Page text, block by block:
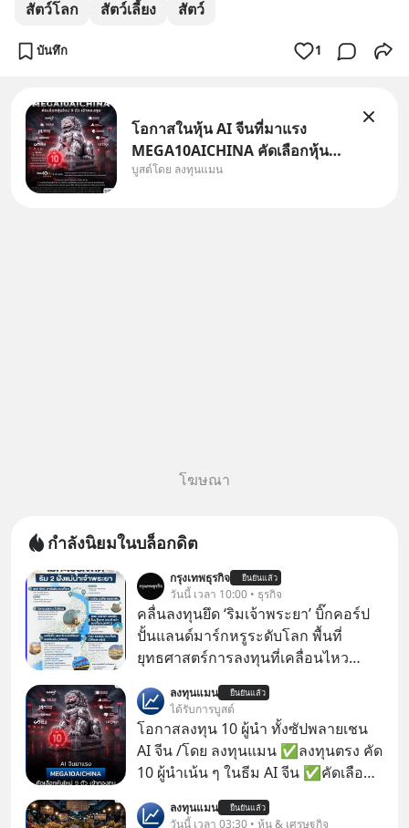
สัตว์โลก สัตว์เลี้ยง สัตว์
บันทึก 1
โอกาสในหุ้น AI จีนที่มาแรง
MEGA10AICHINA คัดเลือกหุ้น
ใหม่ 9 ตัว เข้ากองทุน.. ครอบคลุม
บูสต์โดย ลงทุนแมน
โฆษณา
กำลังนิยมในบล็อกดิต
กรุงเทพธุรกิจ ยืนยันแล้ว
วันนี้ เวลา 10:00 • ธุรกิจ
คลื่นลงทุนยึด ‘ริมเจ้าพระยา’ บิ๊กคอร์ป
ปั้นแลนด์มาร์กหรูระดับโลก พื้นที่
ยุทธศาสตร์การลงทุนที่เคลื่อนไหว
แม่น้ำเจ้าพระยา” นับเป็นคลื่นการลงทุน
ลูกที่ 2 ในการพัฒนาการท่องเที่ยว 2 ฝั่ง
แม่น้ำเจ้าพระยา ต่อจาก “ไอคอนสยาม
โมเดล” ภายใต้ 3 พันธมิตรร่วมทุน
บริษัท สยามพิวรรธน์ จำกัด, แมกโนเลีย
ควอลิตี้ ดีเวล็อปเม้นต์ คอร์ปอเรชั่น และ
ลงทุนแมน ยืนยันแล้ว
ได้รับการบูสต์
โอกาสลงทุน 10 ผู้นำ ทั้งซัปพลายเชน
AI จีน /โดย ลงทุนแมน ✅ลงทุนตรง คัด
10 ผู้นำเน้น ๆ ในธีม AI จีน ✅คัดเลือก
เจ้าของผู้นำ AI จีน ตั้งแต่โรงงานผลิตชิป
ลงทุนแมน ยืนยันแล้ว
วันนี้ เวลา 03:30 • หุ้น & เศรษฐกิจ